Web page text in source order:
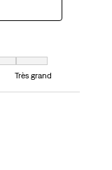
égal à Très grand
Très grand